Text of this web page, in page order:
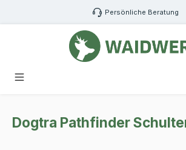
Zum Hauptinhalt springen Persönliche Beratung
Dogtra Pathfinder